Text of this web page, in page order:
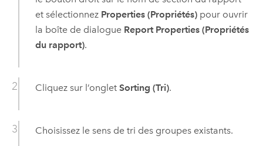
et sélectionnez Properties (Propriétés)pour ouvrir
la boîte de dialogue Report Properties (Propriétés
du rapport).
Cliquez sur l’onglet Sorting (Tri).
Choisissez le sens de tri des groupes existants.